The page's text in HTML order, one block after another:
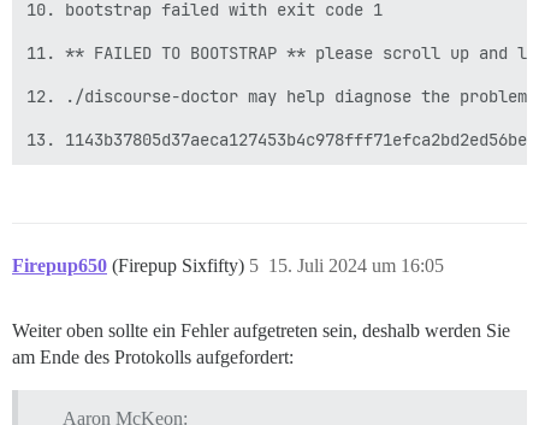
10. bootstrap failed with exit code 1
11. ** FAILED TO BOOTSTRAP ** please scroll up
12. ./discourse-doctor may help diagnose the problem.
Firepup650 (Firepup Sixfifty) 15. Juli 2024 um 16:05
5
Weiter oben sollte ein Fehler aufgetreten sein, deshalb werden Sie
am Ende des Protokolls aufgefordert:
Aaron McKeon: